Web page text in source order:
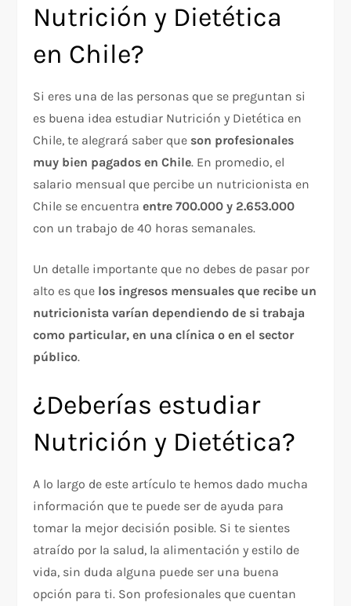
Nutrición y Dietética
en Chile?
Si eres una de las personas que se preguntan si
es buena idea estudiar Nutrición y Dietética en
Chile, te alegrará saber que son profesionales
muy bien pagados en Chile. En promedio, el
salario mensual que percibe un nutricionista en
Chile se encuentraentre 700.000 y 2.653.000
con un trabajo de 40 horas semanales.
Un detalle importante que no debes de pasar por
alto es que los ingresos mensuales que recibe un
nutricionista varían dependiendo de si trabaja
como particular, en una clínica o en el sector
público.
¿Deberías estudiar
Nutrición y Dietética?
A lo largo de este artículo te hemos dado mucha
información que te puede ser de ayuda para
tomar la mejor decisión posible. Si te sientes
atraído por la salud, la alimentación y estilo de
vida, sin duda alguna puede ser una buena
opción para ti. Son profesionales que cuentan